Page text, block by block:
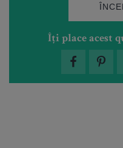
Îți place acest